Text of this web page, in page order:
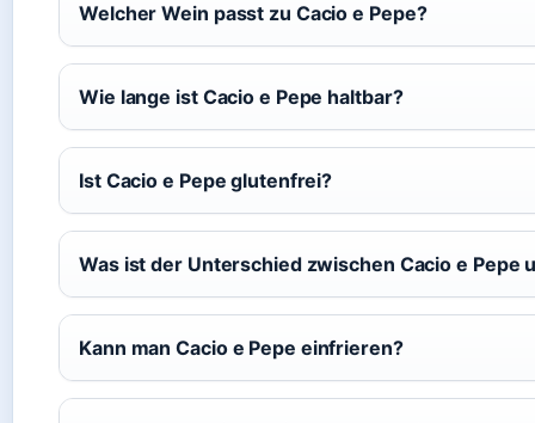
Welcher Wein passt zu Cacio e Pepe?
Wie lange ist Cacio e Pepe haltbar?
Ist Cacio e Pepe glutenfrei?
Was ist der Unterschied zwischen Cacio e Pepe
Kann man Cacio e Pepe einfrieren?